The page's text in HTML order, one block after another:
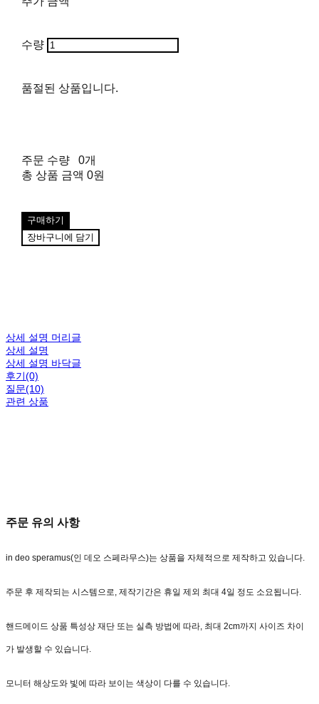
수량
품절된 상품입니다.
주문 수량
0개
총 상품 금액 0원
구매하기
장바구니에 담기
상세 설명 머리글
상세 설명
상세 설명 바닥글
후기(0)
질문(10)
관련 상품
주문 유의 사항
in deo speramus(인 데오 스페라무스)는 상품을 자체적으로 제작하고 있습니다.
주문 후 제작되는 시스템으로, 제작기간은 휴일 제외 최대 4일 정도 소요됩니다.
핸드메이드 상품 특성상 재단 또는 실측 방법에 따라, 최대 2cm까지 사이즈 차이
가 발생할 수 있습니다.
모니터 해상도와 빛에 따라 보이는 색상이 다를 수 있습니다.